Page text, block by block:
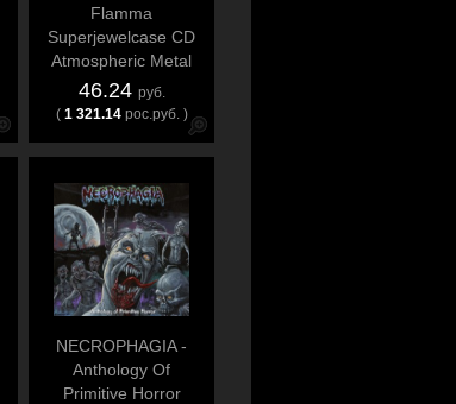
Flamma
Superjewelcase CD
Atmospheric Metal
46.24 руб.
( 1 321.14 рос.руб. )
NECROPHAGIA -
Anthology Of
Primitive Horror